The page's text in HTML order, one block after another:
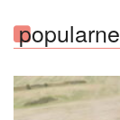
popularne